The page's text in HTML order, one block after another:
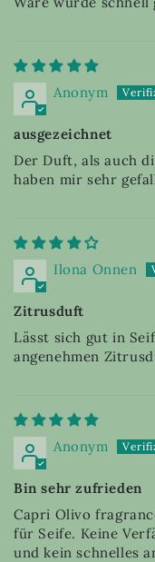
Anonym
ausgezeichnet
Der Duft, als auch
haben mir sehr
Ilona Onnen
Zitrusduft
Lässt sich gut in
angenehmen
Anonym
Bin sehr zufrieden
Capri Olivo
für Seife. Keine
und kein schnelles